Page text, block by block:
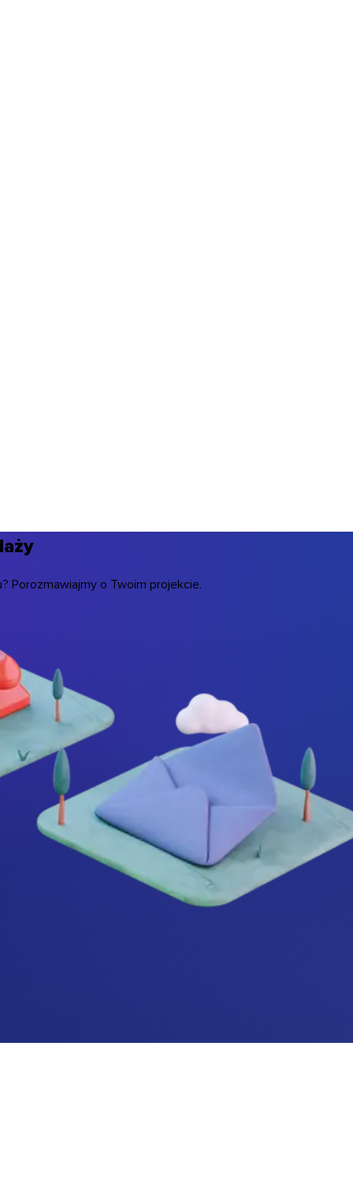
Porozmawiajmy o Twoim projekcie.